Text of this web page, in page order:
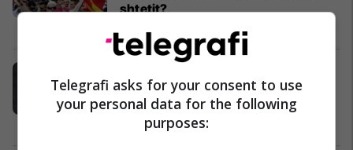
shtetit?
zyrtarizimi i gjuhës shqipe përmes
Kushtetutës
Politikë 16/02/2017
Telegrafi asks for your consent to use
your personal data for the following
purposes: